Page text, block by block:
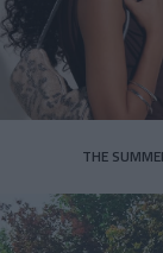
THE